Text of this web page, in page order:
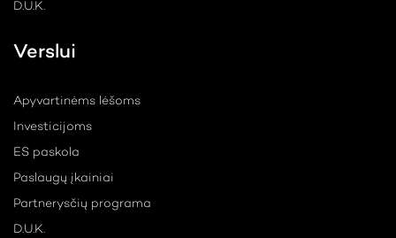
D.U.K.
Verslui
Apyvartinėms lėšoms
Investicijoms
ES paskola
Paslaugų įkainiai
Partnerysčių programa
D.U.K.